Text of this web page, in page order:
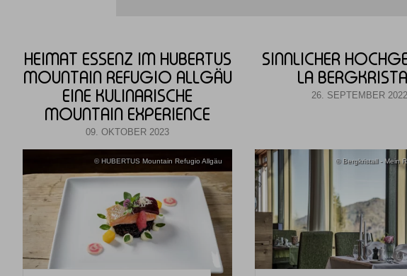
HEIMAT ESSENZ IM HUBERTUS
MOUNTAIN REFUGIO ALLGÄU
EINE KULINARISCHE
MOUNTAIN EXPERIENCE
09. OKTOBER 2023
© HUBERTUS Mountain Refugio Allgäu
SINNLICHER
LA
26. SEPTEMBER 2022
© Bergkristall - Mein